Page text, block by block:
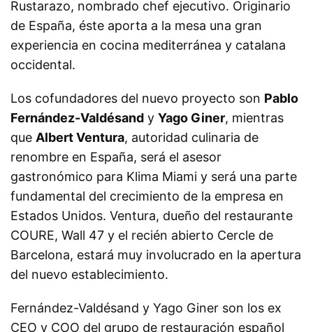
Rustarazo, nombrado chef ejecutivo. Originario
de España, éste aporta a la mesa una gran
experiencia en cocina mediterránea y catalana
occidental.
Los cofundadores del nuevo proyecto son Pablo
Fernández-Valdésand y Yago Giner, mientras
que Albert Ventura, autoridad culinaria de
renombre en España, será el asesor
gastronómico para Klima Miami y será una parte
fundamental del crecimiento de la empresa en
Estados Unidos. Ventura, dueño del restaurante
COURE, Wall 47 y el recién abierto Cercle de
Barcelona, estará muy involucrado en la apertura
del nuevo establecimiento.
Fernández-Valdésand y Yago Giner son los ex
CEO y COO del grupo de restauración español